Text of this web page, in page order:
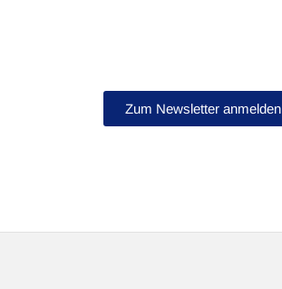
Zum Newsletter anmelden
NEWSLETTER